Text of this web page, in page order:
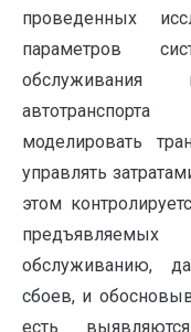
проведенных
параметров
моделировать
управлять
этом
обслуживанию,
сбоев, и
есть